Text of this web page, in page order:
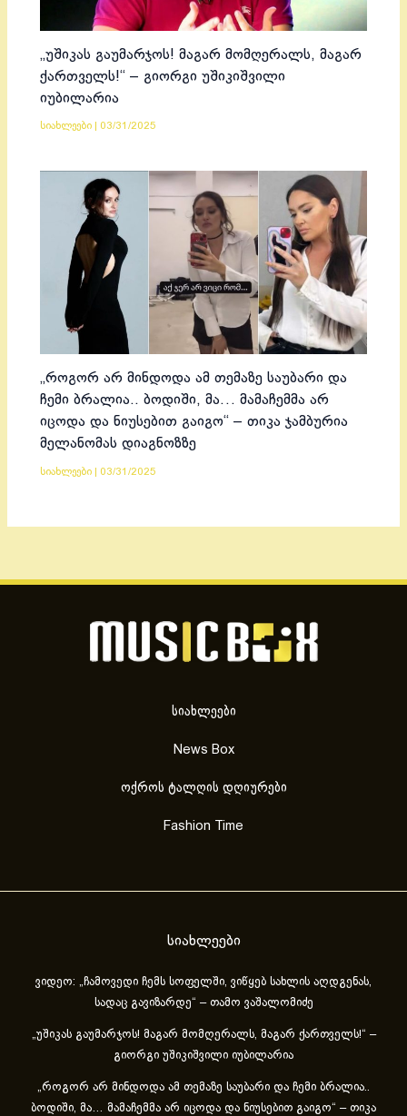
„უშიკას გაუმარჯოს! მაგარ მომღერალს, მაგარ
ქართველს!“ – გიორგი უშიკიშვილი
იუბილარია
სიახლეები 03/31/2025
„როგორ არ მინდოდა ამ თემაზე საუბარი და
ჩემი ბრალია.. ბოდიში, მა… მამაჩემმა არ
იცოდა და ნიუსებით გაიგო“ – თიკა ჯამბურია
მელანომას დიაგნოზზე
სიახლეები 03/31/2025
სიახლეები
News Box
ოქროს ტალღის დღიურები
Fashion Time
სიახლეები
ვიდეო: „ჩამოვედი ჩემს სოფელში, ვიწყებ სახლის აღდგენას,
სადაც გავიზარდე“ – თამო ვაშალომიძე
„უშიკას გაუმარჯოს! მაგარ მომღერალს, მაგარ ქართველს!“ –
გიორგი უშიკიშვილი იუბილარია
„როგორ არ მინდოდა ამ თემაზე საუბარი და ჩემი ბრალია..
ბოდიში, მა… მამაჩემმა არ იცოდა და ნიუსებით გაიგო“ – თიკა